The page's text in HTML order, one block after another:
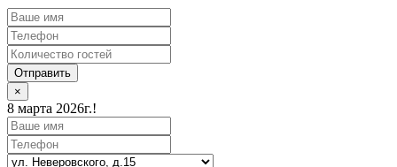
Отправить
×
8 марта 2026г.!